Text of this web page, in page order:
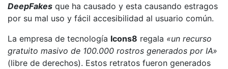
DeepFakes que ha causado y esta causando estragos
por su mal uso y fácil accesibilidad al usuario común.
La empresa de tecnología Icons8 regala «un recurso
gratuito masivo de 100.000 rostros generados por IA»
(libre de derechos). Estos retratos fueron generados